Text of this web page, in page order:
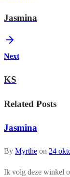
Jasmina
Next
KS
Related Posts
Jasmina
By Myrthe on 24
Ik volg deze winkel